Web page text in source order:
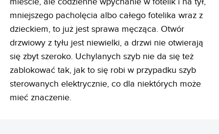
mniejszego pacholęcia albo całego fotelika wraz z
dzieckiem, to już jest sprawa męcząca. Otwór
drzwiowy z tyłu jest niewielki, a drzwi nie otwierają
się zbyt szeroko. Uchylanych szyb nie da się też
zablokować tak, jak to się robi w przypadku szyb
sterowanych elektrycznie, co dla niektórych może
mieć znaczenie.